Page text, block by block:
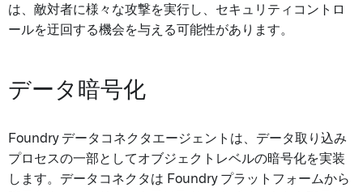
は、敵対者に様々な攻撃を実行し、セキュリティコントロ
ールを迂回する機会を与える可能性があります。
データ暗号化
Foundry データコネクタエージェントは、データ取り込み
プロセスの一部としてオブジェクトレベルの暗号化を実装
します。データコネクタは Foundry プラットフォームから